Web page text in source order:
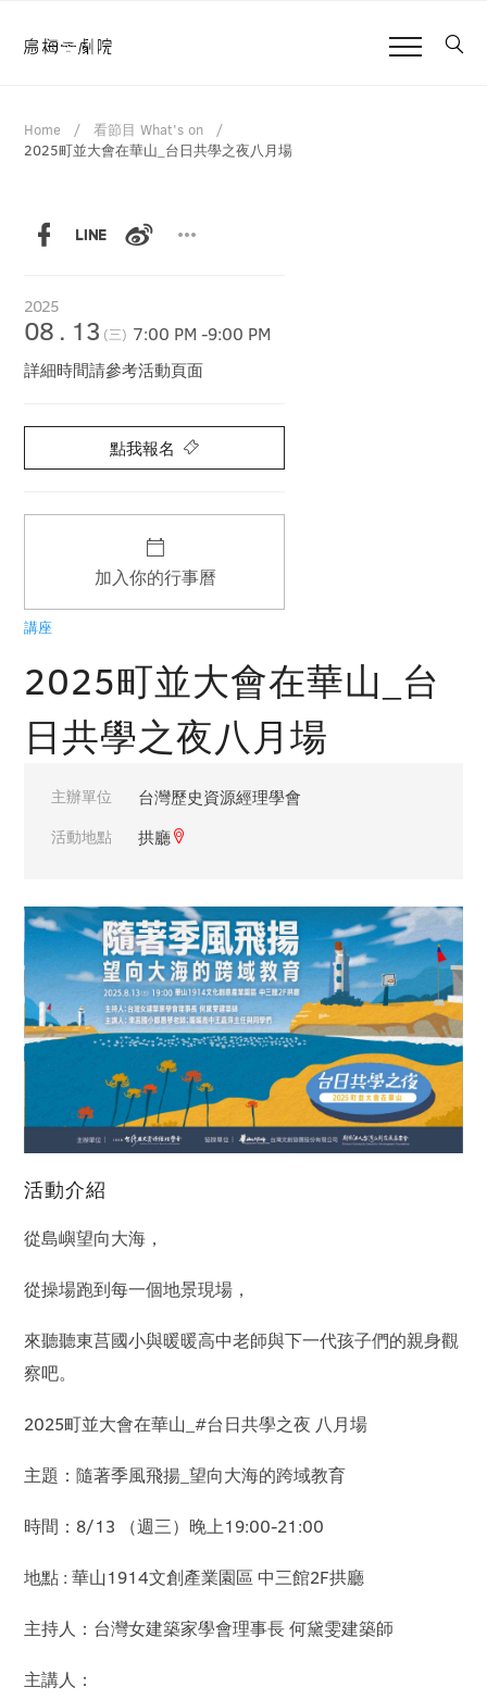
Home
看節目 What's on
2025町並大會在華山_台日共學之夜八月場
2025
08 . 13 (三) 7:00 PM-9:00 PM
詳細時間請參考活動頁面
加入你的行事曆
講座
2025町並大會在華山_台
日共學之夜八月場
主辦單位 台灣歷史資源經理學會
活動地點 拱廳
活動介紹
從島嶼望向大海，
從操場跑到每一個地景現場，
來聽聽東莒國小與暖暖高中老師與下一代孩子們的親身觀
察吧。
2025町並大會在華山_#台日共學之夜 八月場
主題：隨著季風飛揚_望向大海的跨域教育
時間：8/13 （週三）晚上19:00-21:00
地點 : 華山1914文創產業園區 中三館2F拱廳
主持人：台灣女建築家學會理事長 何黛雯建築師
主講人：